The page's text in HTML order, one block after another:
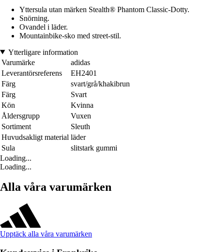
Yttersula utan märken Stealth® Phantom Classic-Dotty.
Snörning.
Ovandel i läder.
Mountainbike-sko med street-stil.
Ytterligare information
Varumärke
adidas
Leverantörsreferens
EH2401
Färg
svart/grå/khakibrun
Färg
Svart
Kön
Kvinna
Åldersgrupp
Vuxen
Sortiment
Sleuth
Huvudsakligt material läder
Sula
slitstark gummi
Loading...
Loading...
Alla våra varumärken
Upptäck alla våra varumärken